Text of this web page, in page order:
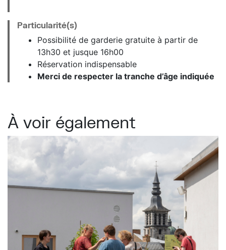
Particularité(s)
Possibilité de garderie gratuite à partir de
13h30 et jusque 16h00
Réservation indispensable
Merci de respecter la tranche d’âge indiquée
À voir également